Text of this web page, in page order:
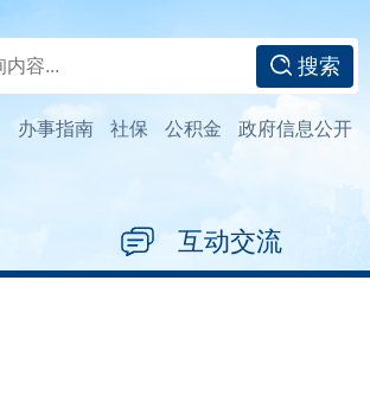
搜索
办事指南 社保 公积金 政府信息公开
互动交流